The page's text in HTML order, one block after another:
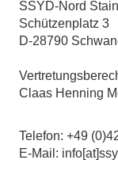
SSYD-Nord
Schützenplatz 3
D-28790
Claas Henning
Telefon: +49
E-Mail: